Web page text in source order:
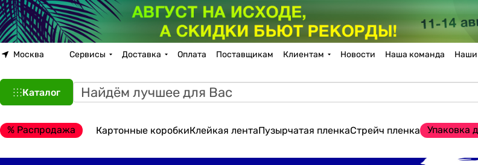
Москва Сервисы Доставка Оплата Поставщикам Клиентам Новости Наша команда Наши
Каталог
% Распродажа Картонные коробкиКлейкая лентаПузырчатая пленкаСтрейч пленка Упаковка